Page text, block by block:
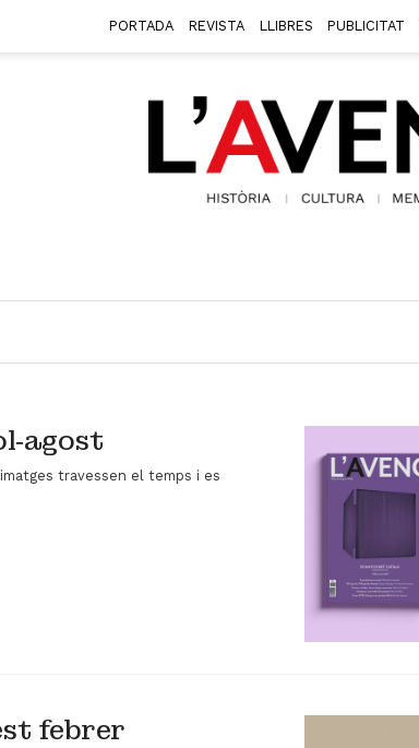
PORTADA REVISTA LLIBRES PUBLICITAT
travessen el temps i es
febrer